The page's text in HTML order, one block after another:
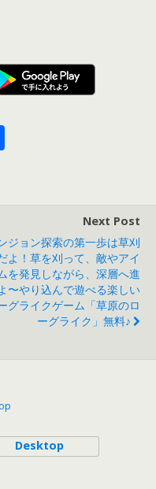
Next Post
ジョン探索の第一歩は草刈
よ！草を刈って、敵やアイ
を発見しながら、深層へ進
〜やり込んで遊べる楽しい
グライクゲーム「草原のロ
ーグライク」無料♪
Desktop